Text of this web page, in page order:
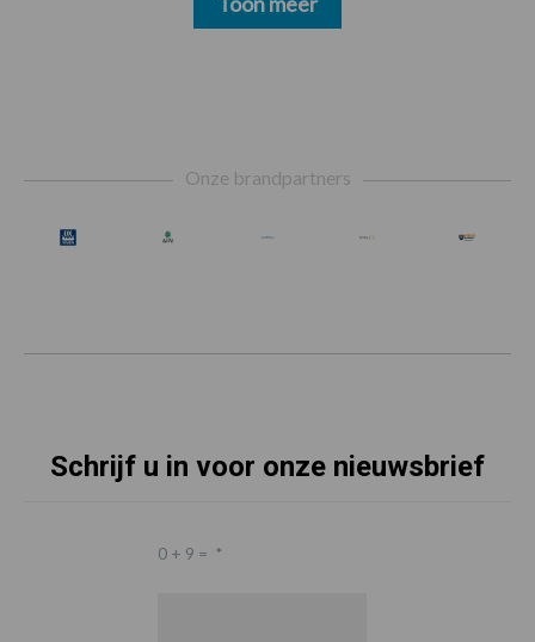
Onze brandpartners
Schrijf u in voor onze nieuwsbrief
0 + 9 = *